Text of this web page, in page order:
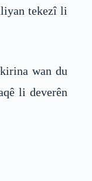
tekezî li
wan du
li deverên